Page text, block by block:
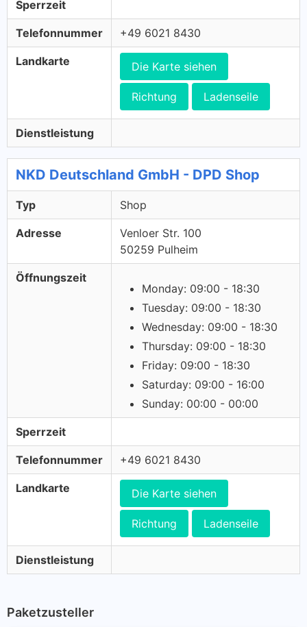
Sperrzeit
Telefonnummer +49 6021 8430
Landkarte Die Karte siehen
Richtung Ladenseile
Dienstleistung
NKD Deutschland GmbH - DPD Shop
Typ Shop
Adresse
Venloer Str. 100
50259 Pulheim
Öffnungszeit
Monday: 09:00 - 18:30
Tuesday: 09:00 - 18:30
Wednesday: 09:00 - 18:30
Thursday: 09:00 - 18:30
Friday: 09:00 - 18:30
Saturday: 09:00 - 16:00
Sunday: 00:00 - 00:00
Sperrzeit
Telefonnummer +49 6021 8430
Landkarte Die Karte siehen
Richtung Ladenseile
Dienstleistung
Paketzusteller